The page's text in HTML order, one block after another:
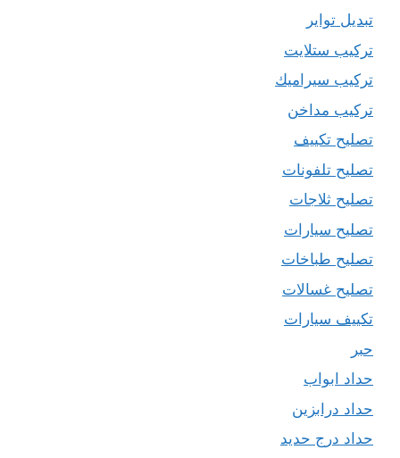
تبديل تواير
تركيب ستلايت
تركيب سيراميك
تركيب مداخن
تصليح تكييف
تصليح تلفونات
تصليح ثلاجات
تصليح سيارات
تصليح طباخات
تصليح غسالات
تكييف سيارات
حبر
حداد ابواب
حداد درابزين
حداد درج حديد